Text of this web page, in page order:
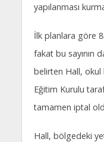
yapılanması
İlk planlara göre
fakat bu sayının
belirten Hall, okul
Eğitim Kurulu
tamamen iptal
Hall, bölgedeki